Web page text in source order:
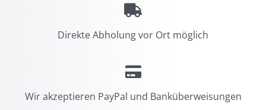
Direkte Abholung vor Ort möglich
Wir akzeptieren PayPal und Banküberweisungen